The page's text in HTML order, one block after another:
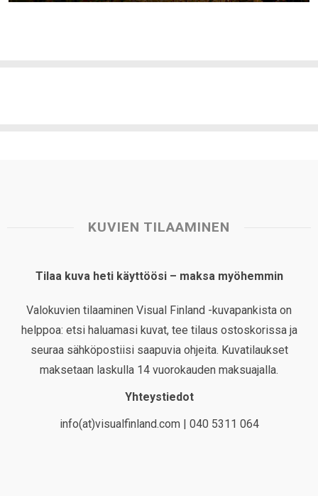
KUVIEN TILAAMINEN
Tilaa kuva heti käyttöösi – maksa myöhemmin
Valokuvien tilaaminen Visual Finland -kuvapankista on
helppoa: etsi haluamasi kuvat, tee tilaus ostoskorissa ja
seuraa sähköpostiisi saapuvia ohjeita. Kuvatilaukset
maksetaan laskulla 14 vuorokauden maksuajalla.
Yhteystiedot
info(at)visualfinland.com | 040 5311 064